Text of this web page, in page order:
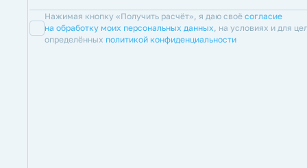
Нажимая кнопку «Получить расчёт», я даю своё согласие
на обработку моих персональных данных, на условиях и для
определённых политикой конфиденциальности